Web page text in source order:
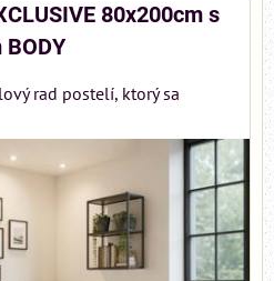
80x200cm s
rad postelí, ktorý sa